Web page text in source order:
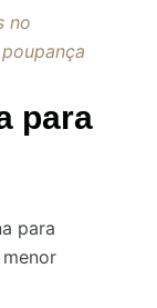
no
para
para